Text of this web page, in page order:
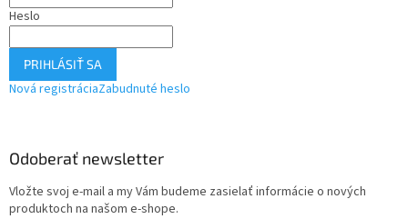
Heslo
PRIHLÁSIŤ SA
Nová registráciaZabudnuté heslo
Odoberať newsletter
Vložte svoj e-mail a my Vám budeme zasielať informácie o nových
produktoch na našom e-shope.